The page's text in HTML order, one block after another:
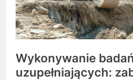
Wykonywanie badań
uzupełniających: